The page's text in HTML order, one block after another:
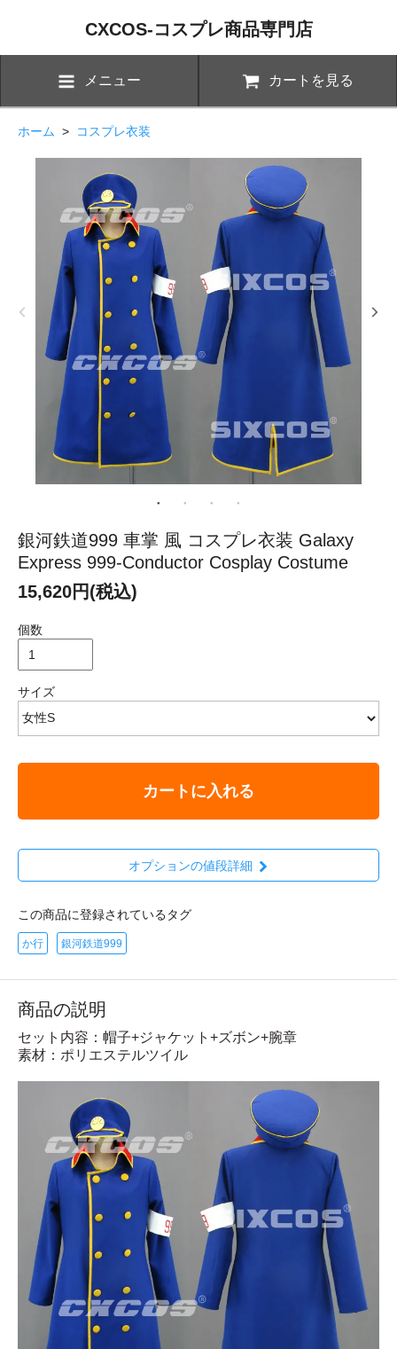
CXCOS-コスプレ商品専門店
メニュー カートを見る
ホーム > コスプレ衣装
銀河鉄道999 車掌 風 コスプレ衣装 Galaxy
Express 999-Conductor Cosplay Costume
15,620円(税込)
個数
サイズ
カートに入れる
オプションの値段詳細
この商品に登録されているタグ
か行 銀河鉄道999
商品の説明
セット内容：帽子+ジャケット+ズボン+腕章
素材：ポリエステルツイル